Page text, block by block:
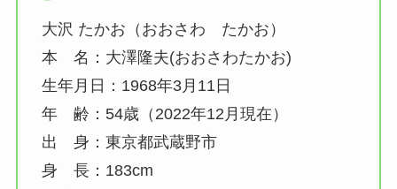
大沢 たかお（おおさわ たかお）
本 名：大澤隆夫(おおさわたかお)
生年月日：1968年3月11日
年 齢：54歳（2022年12月現在）
出 身：東京都武蔵野市
身 長：183cm